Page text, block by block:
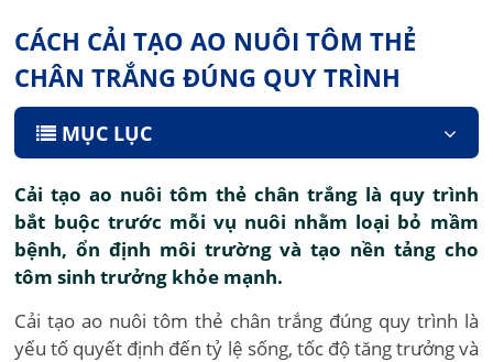
CÁCH CẢI TẠO AO NUÔI TÔM THẺ
CHÂN TRẮNG ĐÚNG QUY TRÌNH
MỤC LỤC
Cải tạo ao nuôi tôm thẻ chân trắng là quy trình
bắt buộc trước mỗi vụ nuôi nhằm loại bỏ mầm
bệnh, ổn định môi trường và tạo nền tảng cho
tôm sinh trưởng khỏe mạnh.
Cải tạo ao nuôi tôm thẻ chân trắng đúng quy trình là
yếu tố quyết định đến tỷ lệ sống, tốc độ tăng trưởng và